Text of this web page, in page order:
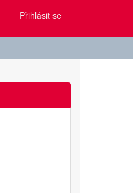
Přihlásit se